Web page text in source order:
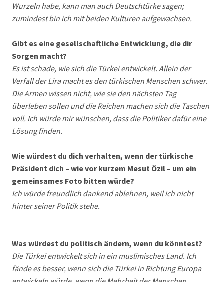
Wurzeln habe, kann man auch Deutschtürke sagen;
zumindest bin ich mit beiden Kulturen aufgewachsen.
Gibt es eine gesellschaftliche Entwicklung, die dir
Sorgen macht?
Es ist schade, wie sich die Türkei entwickelt. Allein der
Verfall der Lira macht es den türkischen Menschen schwer.
Die Armen wissen nicht, wie sie den nächsten Tag
überleben sollen und die Reichen machen sich die Taschen
voll. Ich würde mir wünschen, dass die Politiker dafür eine
Lösung finden.
Wie würdest du dich verhalten, wenn der türkische
Präsident dich – wie vor kurzem Mesut Özil – um ein
gemeinsames Foto bitten würde?
Ich würde freundlich dankend ablehnen, weil ich nicht
hinter seiner Politik stehe.
Was würdest du politisch ändern, wenn du könntest?
Die Türkei entwickelt sich in ein muslimisches Land. Ich
fände es besser, wenn sich die Türkei in Richtung Europa